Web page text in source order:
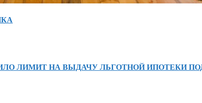
ЛИМИТ НА ВЫДАЧУ ЛЬГОТНОЙ ИПОТЕКИ